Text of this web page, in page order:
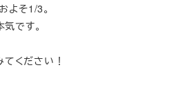
そ1/3。
です。
ください！